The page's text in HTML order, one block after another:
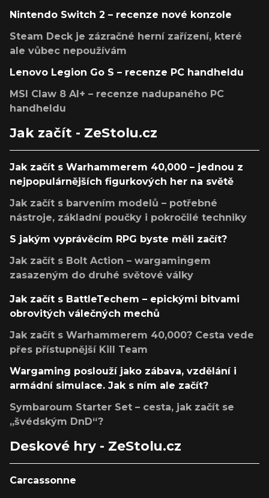
Nintendo Switch 2 – recenze nové konzole
Steam Deck je zázračné herní zařízení, které
ale vůbec nepoužívám
Lenovo Legion Go S – recenze PC handheldu
MSI Claw 8 AI+ – recenze nadupaného PC
handheldu
Jak začít - ZeStolu.cz
Jak začít s Warhammerem 40,000 – jednou z
nejpopulárnějších figurkových her na světě
Jak začít s barvením modelů – potřebné
nástroje, základní poučky i pokročilé techniky
S jakým vyprávěcím RPG byste měli začít?
Jak začít s Bolt Action – wargamingem
zasazeným do druhé světové války
Jak začít s BattleTechem – epickými bitvami
obrovitých válečných mechů
Jak začít s Warhammerem 40,000? Cesta vede
přes přístupnější Kill Team
Wargaming poslouží jako zábava, vzdělání i
armádní simulace. Jak s ním ale začít?
Symbaroum Starter Set – cesta, jak začít se
„švédským DnD“?
Deskové hry - ZeStolu.cz
Carcassonne